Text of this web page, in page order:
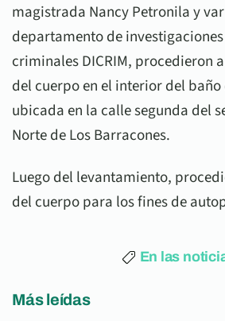
magistrada Nancy Petronila y
departamento de
criminales DICRIM, procedieron
del cuerpo en el interior del
ubicada en la calle segunda del
Norte de Los Barracones.
Luego del levantamiento,
del cuerpo para los fines de
En las
Más leídas